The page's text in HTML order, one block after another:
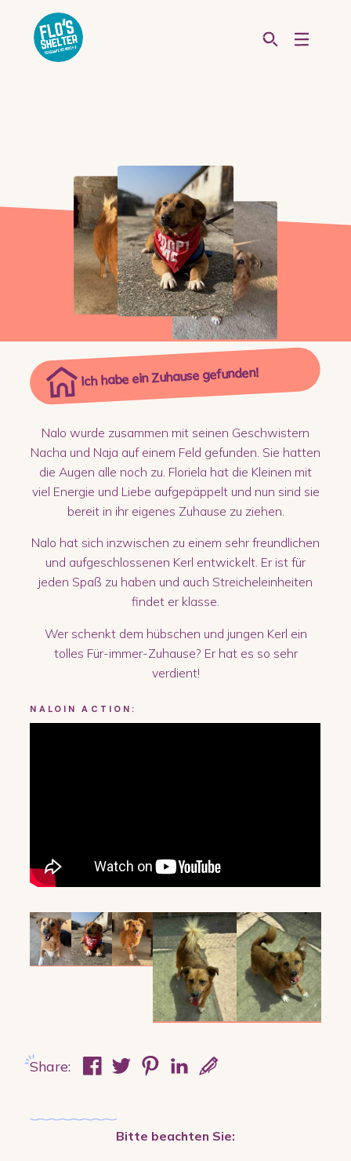
Ich habe ein Zuhause gefunden!
Nalo wurde zusammen mit seinen Geschwistern
Nacha und Naja auf einem Feld gefunden. Sie hatten
die Augen alle noch zu. Floriela hat die Kleinen mit
viel Energie und Liebe aufgepäppelt und nun sind sie
bereit in ihr eigenes Zuhause zu ziehen.
Nalo hat sich inzwischen zu einem sehr freundlichen
und aufgeschlossenen Kerl entwickelt. Er ist für
jeden Spaß zu haben und auch Streicheleinheiten
findet er klasse.
Wer schenkt dem hübschen und jungen Kerl ein
tolles Für-immer-Zuhause? Er hat es so sehr
verdient!
NALO IN ACTION:
Share:
Bitte beachten Sie: